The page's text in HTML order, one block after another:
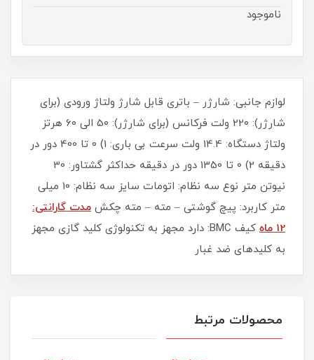
ناموجود
لوازم جانبی: شارژر – باتری قابل شارژ ولتاژ ورودی (برای
شارژر): 220 ولت فرکانس (برای شارژر): 50 الی 60 هرتز
ولتاژ دستگاه: 14.4 ولت سرعت بی باری: 1) 0 تا 400 دور در
دقیقه 2) 0 تا 1350 دور در دقیقه حداکثر گشتاور: 30
نیوتن متر نوع سه نظام: اتومات سایز سه نظام: 10 میلی
متر کاربرد: پیچ گوشتی – مته – مته چکش مدت گارانتی:
12 ماه
کیف BMC: دارد مجهز به تکنولوژی کلید گازی مجهز
به کلیدهای ضد غبار
محصولات مرتبط